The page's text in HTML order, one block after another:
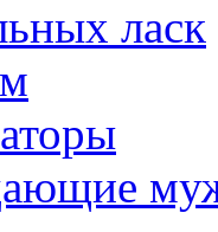
ласк